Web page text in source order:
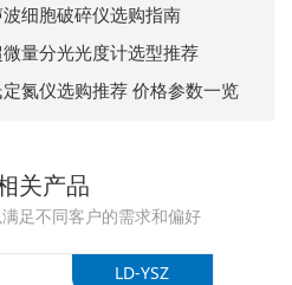
细胞破碎仪选购指南
量分光光度计选型推荐
氮仪选购推荐 价格参数一览
关产品
足不同客户的需求和偏好
LD-YSZ